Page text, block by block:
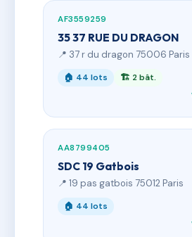
AF3559259
35 37 RUE DU DRAGON
📍 37 r du dragon 75006 Paris
🏠 44 lots 🏗 2 bât.
AA8799405
SDC 19 Gatbois
📍 19 pas gatbois 75012 Paris
🏠 44 lots